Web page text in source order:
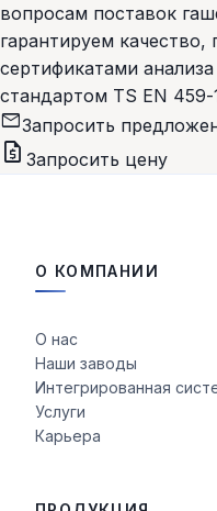
вопросам поставок
гарантируем
сертификатами
стандартом TS EN 459-
mailЗапросить
request_quote Запросить цену
О КОМПАНИИ
О нас
Наши заводы
Интегрированная
Услуги
Карьера